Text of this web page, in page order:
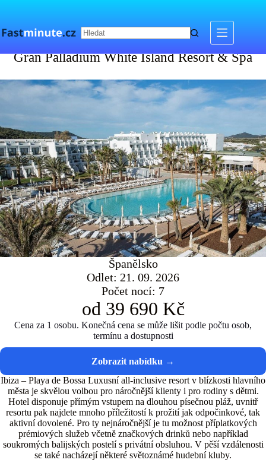
Gran Palladium White Island Resort & Spa
Gran Palladium White Island Resort & Spa
Španělsko
Odlet: 21. 09. 2026
Počet nocí: 7
od 39 690 Kč
Cena za 1 osobu. Konečná cena se může lišit podle počtu osob,
termínu a dostupnosti
Ibiza – Playa de Bossa Luxusní all-inclusive resort v blízkosti hlavního
města je skvělou volbou pro náročnější klienty i pro rodiny s dětmi.
Hotel disponuje přímým vstupem na dlouhou písečnou pláž, uvnitř
resortu pak najdete mnoho příležitostí k prožití jak odpočinkové, tak
aktivní dovolené. Pro ty nejnáročnější je tu možnost příplatkových
prémiových služeb včetně značkových drinků nebo například
soukromých balijských postelí s privátní obsluhou. V pěší vzdálenosti
se také nacházejí některé světoznámé hudební kluby.